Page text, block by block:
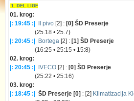
1. DEL LIGE
01. krog:
|: 19:45 :| Il pivo [2] : [0] ŠD Preserje
(25:18 • 25:7)
|: 20:45 :| Bortega [2] : [1] ŠD Preserje
(16:25 • 25:15 • 15:8)
02. krog:
|: 20:45 :| IVECO [2] : [0] ŠD Preserje
(25:22 • 25:16)
03. krog:
|: 18:45 :| ŠD Preserje [0] : [2] Klimatizacija